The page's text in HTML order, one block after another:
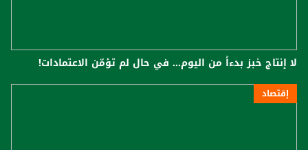
لا إنتاج خبز بدءاً من اليوم... في حال لم تؤمّن الاعتمادات!
إقتصاد